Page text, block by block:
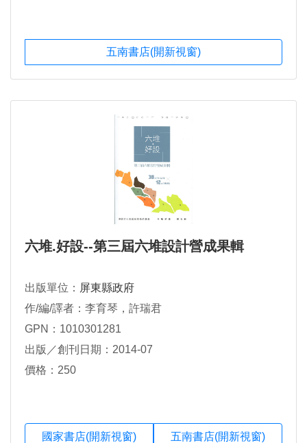
五南書店(開新視窗)
六堆.好設--第三屆六堆設計營成果輯
出版單位： 屏東縣政府
作/編/譯者：李育琴，許瑞君
GPN：1010301281
出版／創刊日期：2014-07
價格：250
國家書店(開新視窗) 五南書店(開新視窗)